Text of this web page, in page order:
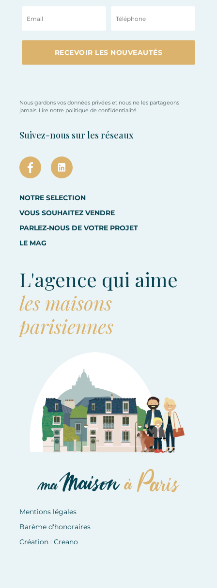
L'agence qui aime
les maisons
parisiennes
Nous gardons vos données privées et nous ne les partageons
jamais. Lire notre politique de confidentialité.
Suivez-nous sur les réseaux
NOTRE SELECTION
VOUS SOUHAITEZ VENDRE
PARLEZ-NOUS DE VOTRE PROJET
LE MAG
Mentions légales
Barème d'honoraires
Création : Creano